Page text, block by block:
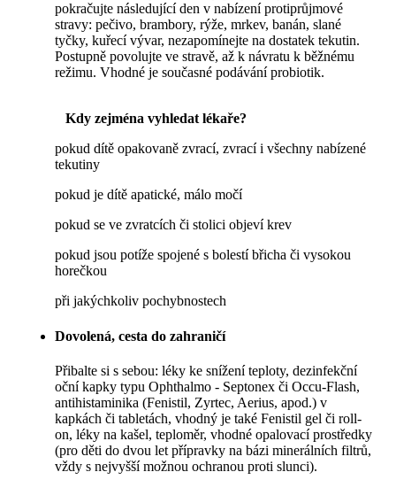
pokračujte následující den v nabízení protiprůjmové
stravy: pečivo, brambory, rýže, mrkev, banán, slané
tyčky, kuřecí vývar, nezapomínejte na dostatek tekutin.
Postupně povolujte ve stravě, až k návratu k běžnému
režimu. Vhodné je současné podávání probiotik.
Kdy zejména vyhledat lékaře?
pokud dítě opakovaně zvrací, zvrací i všechny nabízené
tekutiny
pokud je dítě apatické, málo močí
pokud se ve zvratcích či stolici objeví krev
pokud jsou potíže spojené s bolestí břicha či vysokou
horečkou
při jakýchkoliv pochybnostech
Dovolená, cesta do zahraničí
Přibalte si s sebou: léky ke snížení teploty, dezinfekční
oční kapky typu Ophthalmo - Septonex či Occu-Flash,
antihistaminika (Fenistil, Zyrtec, Aerius, apod.) v
kapkách či tabletách, vhodný je také Fenistil gel či roll-
on, léky na kašel, teploměr, vhodné opalovací prostředky
(pro děti do dvou let přípravky na bázi minerálních filtrů,
vždy s nejvyšší možnou ochranou proti slunci).